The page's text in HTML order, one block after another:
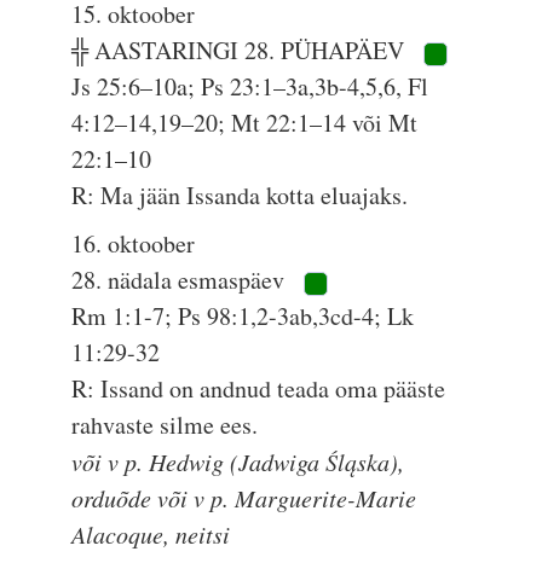
15. oktoober
╬ AASTARINGI 28. PÜHAPÄEV
Js 25:6–10a; Ps 23:1–3a,3b-4,5,6, Fl
4:12–14,19–20; Mt 22:1–14 või Mt
22:1–10
R: Ma jään Issanda kotta eluajaks.
16. oktoober
28. nädala esmaspäev
Rm 1:1-7; Ps 98:1,2-3ab,3cd-4; Lk
11:29-32
R: Issand on andnud teada oma pääste
rahvaste silme ees.
või v p. Hedwig (Jadwiga Śląska),
orduõde või v p. Marguerite-Marie
Alacoque, neitsi